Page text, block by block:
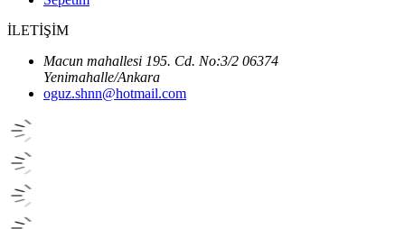
İLETİŞİM
Macun mahallesi 195. Cd. No:3/2 06374
Yenimahalle/Ankara
oguz.shnn@hotmail.com